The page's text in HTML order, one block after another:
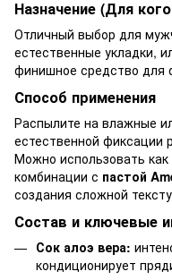
Назначение (Для
Отличный выбор для
естественные укладки,
финишное средство для
Способ применения
Распылите на влажные
естественной фиксации
Можно использовать
комбинации с пастой
создания сложной
Состав и ключевые
Сок алоэ вера:
кондиционирует